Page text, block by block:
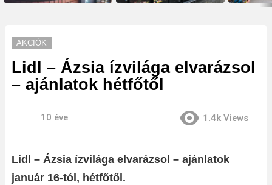
AKCIÓK
Lidl – Ázsia ízvilága elvarázsol
– ajánlatok hétfőtől
10 éve 1.4k Views
Lidl – Ázsia ízvilága elvarázsol – ajánlatok
január 16-tól, hétfőtől.